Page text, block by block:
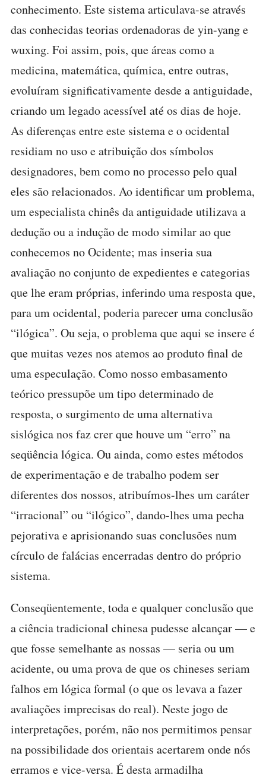
conhecimento. Este sistema articulava-se através
das conhecidas teorias ordenadoras de yin-yang e
wuxing. Foi assim, pois, que áreas como a
medicina, matemática, química, entre outras,
evoluíram significativamente desde a antiguidade,
criando um legado acessível até os dias de hoje.
As diferenças entre este sistema e o ocidental
residiam no uso e atribuição dos símbolos
designadores, bem como no processo pelo qual
eles são relacionados. Ao identificar um problema,
um especialista chinês da antiguidade utilizava a
dedução ou a indução de modo similar ao que
conhecemos no Ocidente; mas inseria sua
avaliação no conjunto de expedientes e categorias
que lhe eram próprias, inferindo uma resposta que,
para um ocidental, poderia parecer uma conclusão
“ilógica”. Ou seja, o problema que aqui se insere é
que muitas vezes nos atemos ao produto final de
uma especulação. Como nosso embasamento
teórico pressupõe um tipo determinado de
resposta, o surgimento de uma alternativa
sislógica nos faz crer que houve um “erro” na
seqüência lógica. Ou ainda, como estes métodos
de experimentação e de trabalho podem ser
diferentes dos nossos, atribuímos-lhes um caráter
“irracional” ou “ilógico”, dando-lhes uma pecha
pejorativa e aprisionando suas conclusões num
círculo de falácias encerradas dentro do próprio
sistema.
Conseqüentemente, toda e qualquer conclusão que
a ciência tradicional chinesa pudesse alcançar — e
que fosse semelhante as nossas — seria ou um
acidente, ou uma prova de que os chineses seriam
falhos em lógica formal (o que os levava a fazer
avaliações imprecisas do real). Neste jogo de
interpretações, porém, não nos permitimos pensar
na possibilidade dos orientais acertarem onde nós
erramos e vice-versa. É desta armadilha